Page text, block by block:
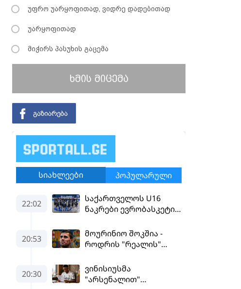
უფრო უარყოფითად, ვიდრე დადებითად
უარყოფითად
მიჭირს პასუხის გაცემა
ხმის მიცემა